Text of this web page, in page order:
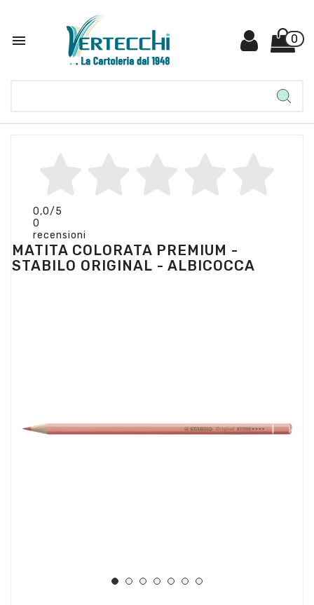
 0
0,0/5
0
recensioni
MATITA COLORATA PREMIUM -
STABILO ORIGINAL - ALBICOCCA